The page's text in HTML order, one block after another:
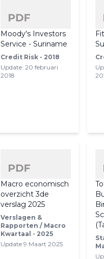
Moody's Investors
Service - Suriname
Credit Risk - 2018
Update: 20 februari
2018
Macro economisch
overzicht 3de
verslag 2025
Verslagen &
Rapporten / Macro
Kwartaal - 2025
Update 9 Maart 2025